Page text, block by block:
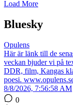
Load More
Bluesky
Opulens
Här är länk till de
veckan bjuder vi på
DDR, film, Kangas
poesi.
8/8/2026, 7:56:58 AM
0